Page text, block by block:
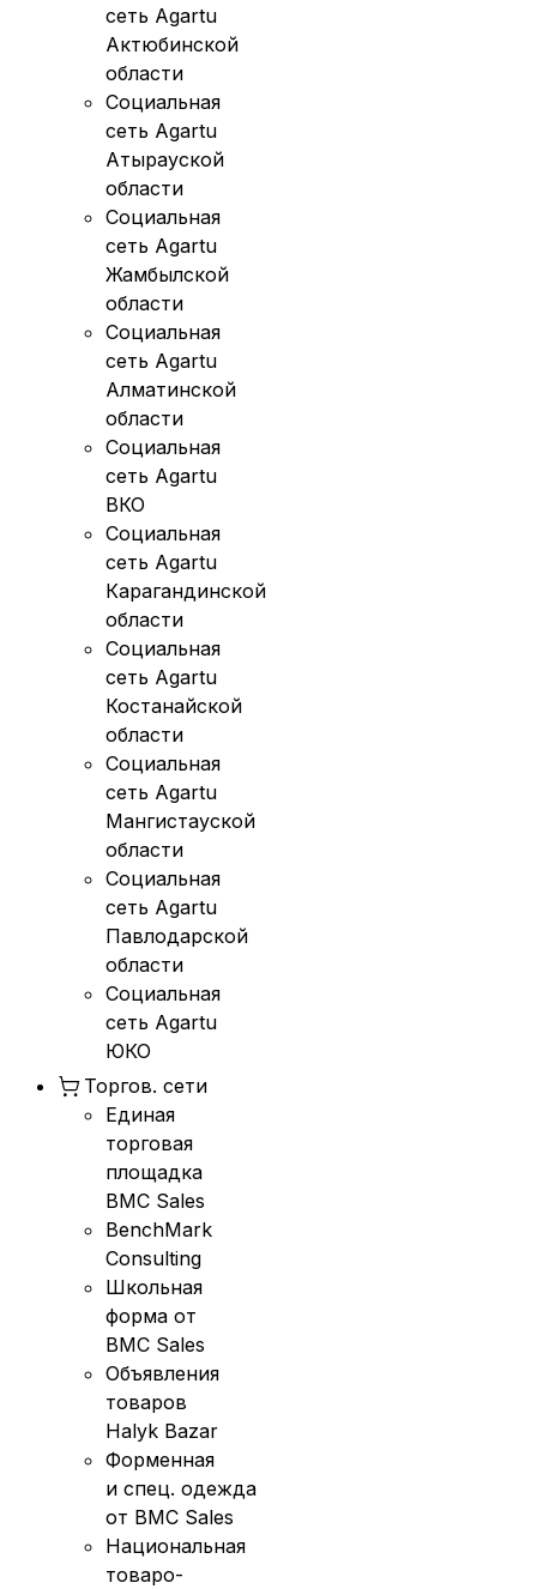
сеть Agartu
Актюбинской
области
Социальная
сеть Agartu
Атырауской
области
Социальная
сеть Agartu
Жамбылской
области
Социальная
сеть Agartu
Алматинской
области
Социальная
сеть Agartu
ВКО
Социальная
сеть Agartu
Карагандинской
области
Социальная
сеть Agartu
Костанайской
области
Социальная
сеть Agartu
Мангистауской
области
Социальная
сеть Agartu
Павлодарской
области
Социальная
сеть Agartu
ЮКО
Торгов. сети
Единая
торговая
площадка
BMC Sales
BenchMark
Consulting
Школьная
форма от
BMC Sales
Объявления
товаров
Halyk Bazar
Форменная
и спец. одежда
от BMC Sales
Национальная
товаро-